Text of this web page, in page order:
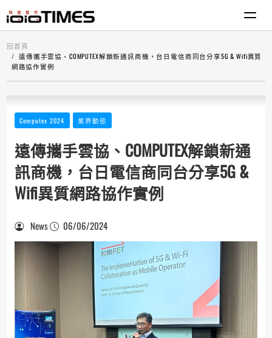
回首頁
遠傳攜手雲協、COMPUTEX解鎖新通訊商機，台日電信商同台分享5G & Wifi異質
網路協作實例
Computex 2024 業界動態
遠傳攜手雲協、COMPUTEX解鎖新通
訊商機，台日電信商同台分享5G &
Wifi異質網路協作實例
News 06/06/2024